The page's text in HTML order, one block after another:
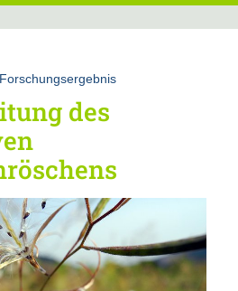
Forschungsergebnis
des